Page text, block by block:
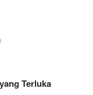
Terluka